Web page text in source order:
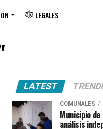
LEGALES
LATEST
COMUNALES
Municipio
análisis